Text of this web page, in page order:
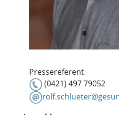
Pressereferent
(0421) 497 79052